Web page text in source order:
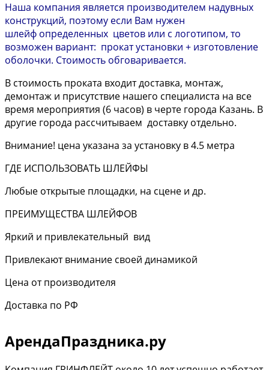
Наша компания является производителем надувных
конструкций, поэтому если Вам нужен
шлейф определенных цветов или с логотипом, то
возможен вариант: прокат установки + изготовление
оболочки. Стоимость обговаривается.
В стоимость проката входит доставка, монтаж,
демонтаж и присутствие нашего специалиста на все
время мероприятия (6 часов) в черте города Казань. В
другие города рассчитываем доставку отдельно.
Внимание! цена указана за установку в 4.5 метра
ГДЕ ИСПОЛЬЗОВАТЬ ШЛЕЙФЫ
Любые открытые площадки, на сцене и др.
ПРЕИМУЩЕСТВА ШЛЕЙФОВ
Яркий и привлекательный вид
Привлекают внимание своей динамикой
Цена от производителя
Доставка по РФ
АрендаПраздника.ру